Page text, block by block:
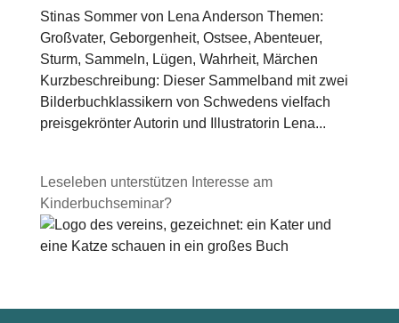
Stinas Sommer von Lena Anderson Themen:
Großvater, Geborgenheit, Ostsee, Abenteuer,
Sturm, Sammeln, Lügen, Wahrheit, Märchen
Kurzbeschreibung: Dieser Sammelband mit zwei
Bilderbuchklassikern von Schwedens vielfach
preisgekrönter Autorin und Illustratorin Lena...
Leseleben unterstützen Interesse am
Kinderbuchseminar?